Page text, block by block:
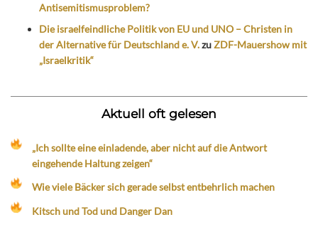
Antisemitismusproblem?
Die israelfeindliche Politik von EU und UNO – Christen in
der Alternative für Deutschland e. V.zuZDF-Mauershow mit
„Israelkritik“
Aktuell oft gelesen
„Ich sollte eine einladende, aber nicht auf die Antwort
eingehende Haltung zeigen“
Wie viele Bäcker sich gerade selbst entbehrlich machen
Kitsch und Tod und Danger Dan